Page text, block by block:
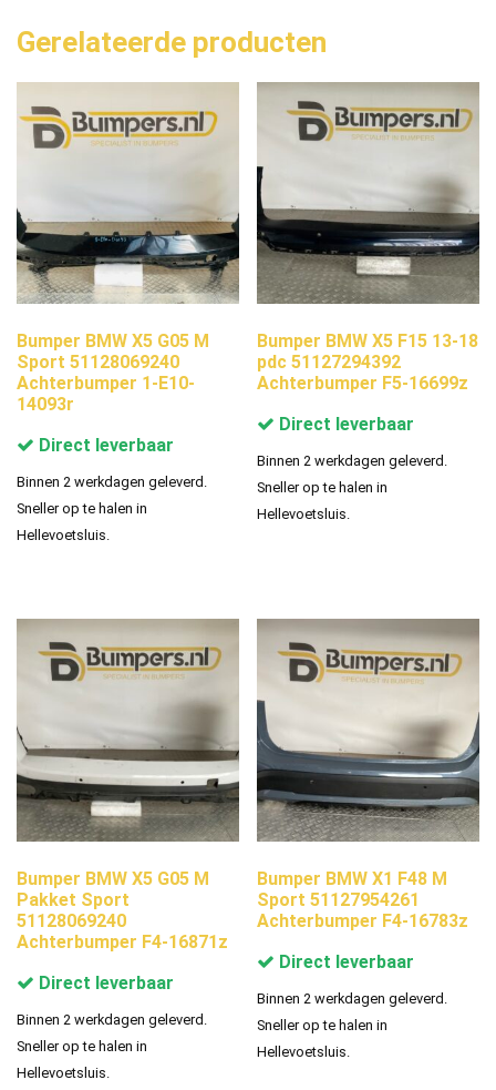
Gerelateerde producten
Bumper BMW X5 G05 M
Sport 51128069240
Achterbumper 1-E10-
14093r
Direct leverbaar
Binnen 2 werkdagen geleverd.
Sneller op te halen in
Hellevoetsluis.
Bumper BMW X5 F15 13-18
pdc 51127294392
Achterbumper F5-16699z
Direct leverbaar
Binnen 2 werkdagen geleverd.
Sneller op te halen in
Hellevoetsluis.
Bumper BMW X5 G05 M
Pakket Sport
51128069240
Achterbumper F4-16871z
Direct leverbaar
Binnen 2 werkdagen geleverd.
Sneller op te halen in
Hellevoetsluis.
Bumper BMW X1 F48 M
Sport 51127954261
Achterbumper F4-16783z
Direct leverbaar
Binnen 2 werkdagen geleverd.
Sneller op te halen in
Hellevoetsluis.